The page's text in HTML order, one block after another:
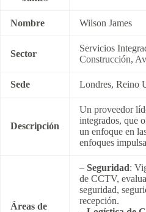
Nombre Wilson James
Sector
Servicios
Construcción,
Sede Londres, Reino
Descripción
Un proveedor
integrados, que
un enfoque en
enfoques
Áreas de
– Seguridad:
de CCTV,
seguridad,
recepción.